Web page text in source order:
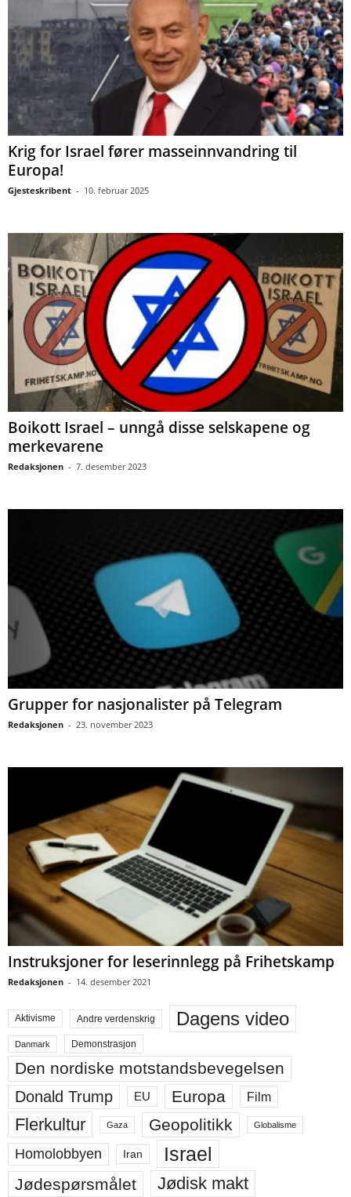
Krig for Israel fører masseinnvandring til
Europa!
Gjesteskribent - 10. februar 2025
Boikott Israel – unngå disse selskapene og
merkevarene
Redaksjonen - 7. desember 2023
Grupper for nasjonalister på Telegram
Redaksjonen - 23. november 2023
Instruksjoner for leserinnlegg på Frihetskamp
Redaksjonen - 14. desember 2021
Aktivisme Andre verdenskrig Dagens video
Danmark Demonstrasjon
Den nordiske motstandsbevegelsen
Donald Trump EU Europa Film
Flerkultur Gaza Geopolitikk Globalisme
Homolobbyen Iran Israel
Jødespørsmålet Jødisk makt